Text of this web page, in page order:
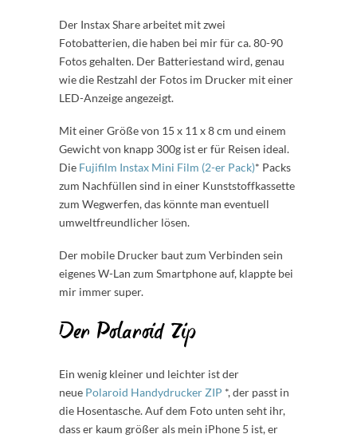
Der Instax Share arbeitet mit zwei
Fotobatterien, die haben bei mir für ca. 80-90
Fotos gehalten. Der Batteriestand wird, genau
wie die Restzahl der Fotos im Drucker mit einer
LED-Anzeige angezeigt.
Mit einer Größe von 15 x 11 x 8 cm und einem
Gewicht von knapp 300g ist er für Reisen ideal.
Die Fujifilm Instax Mini Film (2-er Pack)* Packs
zum Nachfüllen sind in einer Kunststoffkassette
zum Wegwerfen, das könnte man eventuell
umweltfreundlicher lösen.
Der mobile Drucker baut zum Verbinden sein
eigenes W-Lan zum Smartphone auf, klappte bei
mir immer super.
Der Polaroid Zip
Ein wenig kleiner und leichter ist der
neue Polaroid Handydrucker ZIP *, der passt in
die Hosentasche. Auf dem Foto unten seht ihr,
dass er kaum größer als mein iPhone 5 ist, er